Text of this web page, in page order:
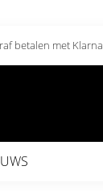
betalen met Klarna